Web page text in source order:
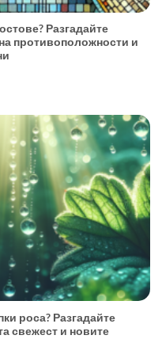
Разгадайте
противоположности и
роса? Разгадайте
свежест и новите